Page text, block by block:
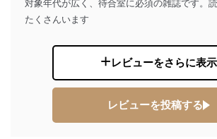
１．個人情報保護管理者
当社は以下の個人情報保護管理者を設置
護管理者の責任のもと、個人情報を取得
用・提供・管理いたします。
東京都渋谷区南平台町16-11
株式会社富士山マガジンサービス
代表取締役会長 西野 伸一郎
対象年代が広く、待合室に必須の雑誌です。
たくさんいます
レビューをさらに表示
レビューを投稿する